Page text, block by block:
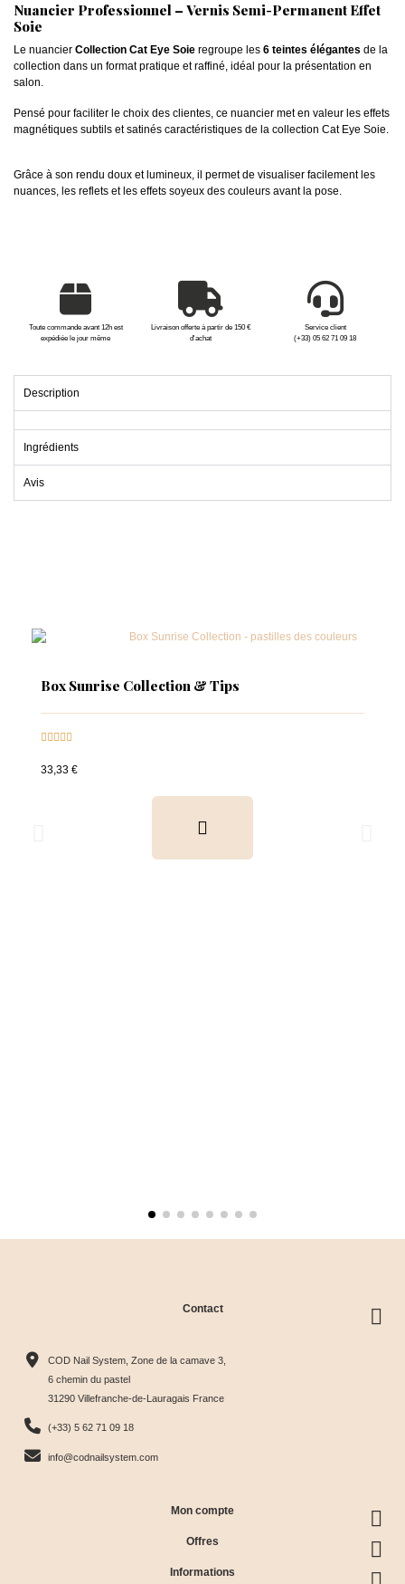
Nuancier Professionnel – Vernis Semi-Permanent Effet
Soie
Le nuancier Collection Cat Eye Soie regroupe les 6 teintes élégantes de la
collection dans un format pratique et raffiné, idéal pour la présentation en
salon.
Pensé pour faciliter le choix des clientes, ce nuancier met en valeur les effets
magnétiques subtils et satinés caractéristiques de la collection Cat Eye Soie.
Grâce à son rendu doux et lumineux, il permet de visualiser facilement les
nuances, les reflets et les effets soyeux des couleurs avant la pose.
Toute commande avant 12h est
expédiée le jour même
Livraison offerte à partir de 150 €
d'achat
Service client
(+33) 05 62 71 09 18
Description
Ingrédients
Avis
Box Sunrise Collection & Tips

33,33 €
Contact
COD Nail System, Zone de la camave 3,
6 chemin du pastel
31290 Villefranche-de-Lauragais France
(+33) 5 62 71 09 18
info@codnailsystem.com
Mon compte
Offres
Informations